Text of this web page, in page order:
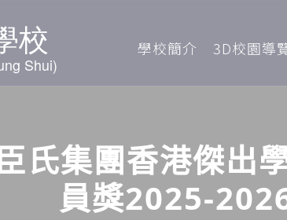
學校簡介 3D校園導
氏集團香港傑出
員獎2025-